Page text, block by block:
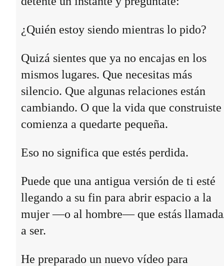
¿Quién estoy siendo mientras lo pido?
Quizá sientes que ya no encajas en los
mismos lugares. Que necesitas más
silencio. Que algunas relaciones están
cambiando. O que la vida que construiste
comienza a quedarte pequeña.
Eso no significa que estés perdida.
Puede que una antigua versión de ti esté
llegando a su fin para abrir espacio a la
mujer —o al hombre— que estás
a ser.
He preparado un nuevo vídeo para